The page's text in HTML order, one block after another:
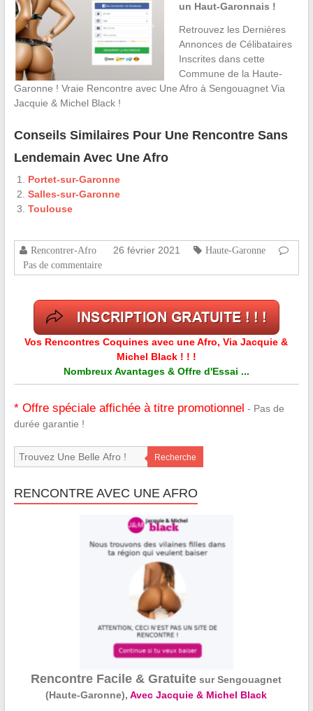
un Haut-Garonnais !
Retrouvez les Dernières
Annonces de Célibataires
Inscrites dans cette
Commune de la Haute-
Garonne ! Vraie Rencontre avec Une Afro à Sengouagnet Via
Jacquie & Michel Black !
Conseils Similaires Pour Une Rencontre Sans
Lendemain Avec Une Afro
Portet-sur-Garonne
Salles-sur-Garonne
Toulouse
Rencontrer-Afro 26 février 2021
Haute-Garonne
Pas de commentaire
Vos Rencontres Coquines avec une Afro, Via Jacquie &
Michel Black ! ! !
Nombreux Avantages & Offre d'Essai ...
* Offre spéciale affichée à titre promotionnel - Pas de
durée garantie !
Recherche
RENCONTRE AVEC UNE AFRO
Rencontre Facile & Gratuite sur Sengouagnet
(Haute-Garonne),Avec Jacquie & Michel Black